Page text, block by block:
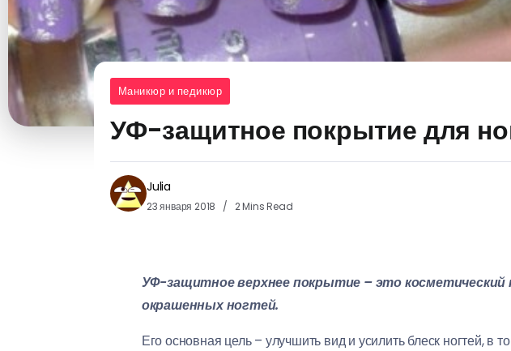
Маникюр и педикюр
УФ-защитное покрытие для
Julia
23 января 2018 2 Mins Read
УФ-защитное верхнее покрытие – это косметический
окрашенных ногтей.
Его основная цель – улучшить вид и усилить блеск ногтей, в